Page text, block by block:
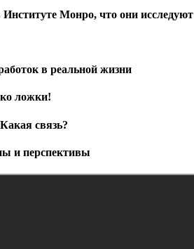
Монро, что они исследуют
в реальной жизни
ложки!
связь?
и перспективы